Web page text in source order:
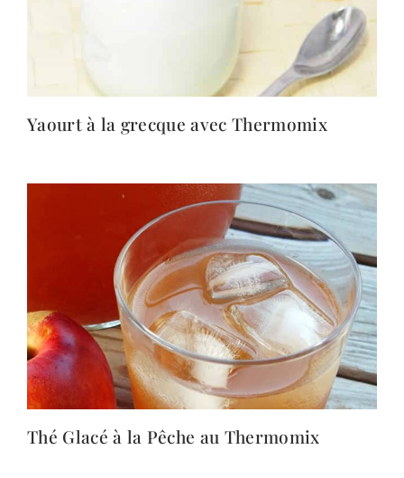
Yaourt à la grecque avec Thermomix
Thé Glacé à la Pêche au Thermomix